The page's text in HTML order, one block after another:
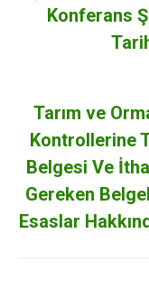
Konferans
Tarım ve
Kontrollerine
Belgesi Ve
Gereken
Esaslar